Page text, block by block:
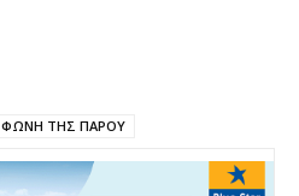
ΦΩΝΗ ΤΗΣ ΠΑΡΟΥ